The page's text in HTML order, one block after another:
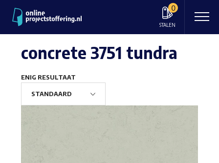
0
STALEN
concrete 3751 tundra
ENIG RESULTAAT